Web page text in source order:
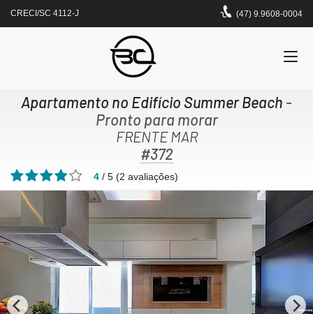
CRECI/SC 4112-J (47) 9.9608-0004
Apartamento no Edifício Summer Beach -
Pronto para morar
FRENTE MAR
#372
4 / 5 (2 avaliações)